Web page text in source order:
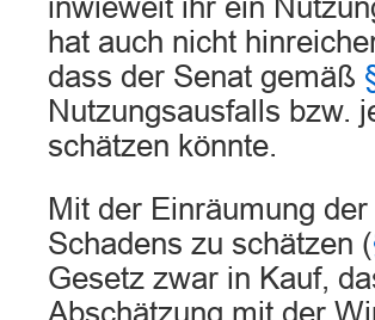
inwieweit ihr ein
hat auch nicht
dass der Senat gemäß
Nutzungsausfalls bzw.
schätzen könnte.
Mit der Einräumung
Schadens zu schätzen (
Gesetz zwar in Kauf,
Abschätzung mit der